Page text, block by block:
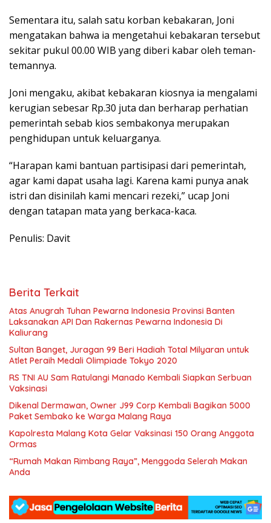
Sementara itu, salah satu korban kebakaran, Joni
mengatakan bahwa ia mengetahui kebakaran tersebut
sekitar pukul 00.00 WIB yang diberi kabar oleh teman-
temannya.
Joni mengaku, akibat kebakaran kiosnya ia mengalami
kerugian sebesar Rp.30 juta dan berharap perhatian
pemerintah sebab kios sembakonya merupakan
penghidupan untuk keluarganya.
“Harapan kami bantuan partisipasi dari pemerintah,
agar kami dapat usaha lagi. Karena kami punya anak
istri dan disinilah kami mencari rezeki,” ucap Joni
dengan tatapan mata yang berkaca-kaca.
Penulis: Davit
Berita Terkait
Atas Anugrah Tuhan Pewarna Indonesia Provinsi Banten
Laksanakan API Dan Rakernas Pewarna Indonesia Di
Kaliurang
Sultan Banget, Juragan 99 Beri Hadiah Total Milyaran untuk
Atlet Peraih Medali Olimpiade Tokyo 2020
RS TNI AU Sam Ratulangi Manado Kembali Siapkan Serbuan
Vaksinasi
Dikenal Dermawan, Owner J99 Corp Kembali Bagikan 5000
Paket Sembako ke Warga Malang Raya
Kapolresta Malang Kota Gelar Vaksinasi 150 Orang Anggota
Ormas
“Rumah Makan Rimbang Raya”, Menggoda Selerah Makan
Anda